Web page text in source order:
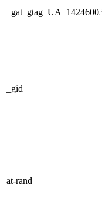
_gid
at-rand